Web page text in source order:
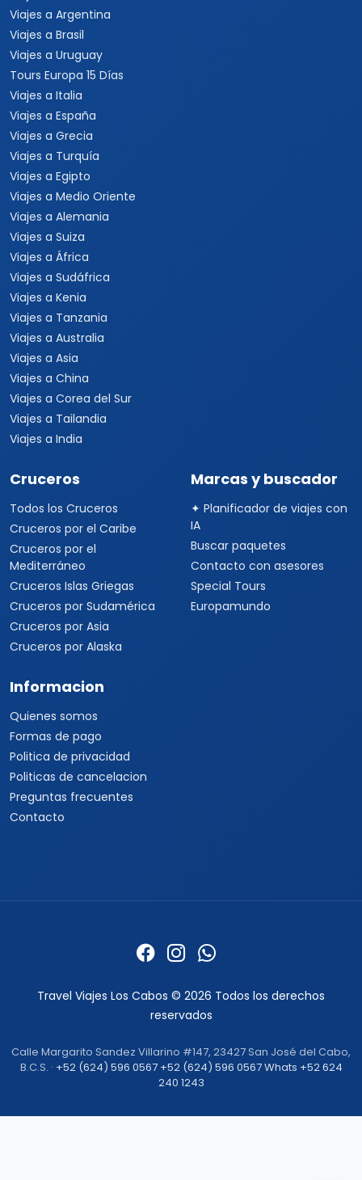
Viajes a Punta Cana
Viajes a Jamaica
Viajes a Rep. Dominicana
Viajes a Centroamérica
Viajes a Costa Rica
Viajes a Panamá
Viajes a Argentina
Viajes a Brasil
Viajes a Uruguay
Tours Europa 15 Días
Viajes a Italia
Viajes a España
Viajes a Grecia
Viajes a Turquía
Viajes a Egipto
Viajes a Medio Oriente
Viajes a Alemania
Viajes a Suiza
Viajes a África
Viajes a Sudáfrica
Viajes a Kenia
Viajes a Tanzania
Viajes a Asia
Viajes a China
Viajes a Corea del Sur
Viajes a Tailandia
Viajes a India
Cruceros
Todos los Cruceros
Cruceros por el Caribe
Mediterráneo
Cruceros Islas Griegas
Cruceros por Sudamérica
Cruceros por Asia
Cruceros por Alaska
Marcas y buscador
Informacion
Politicas de cancelacion
Travel Viajes Los Cabos © 2026 Todos los derechos